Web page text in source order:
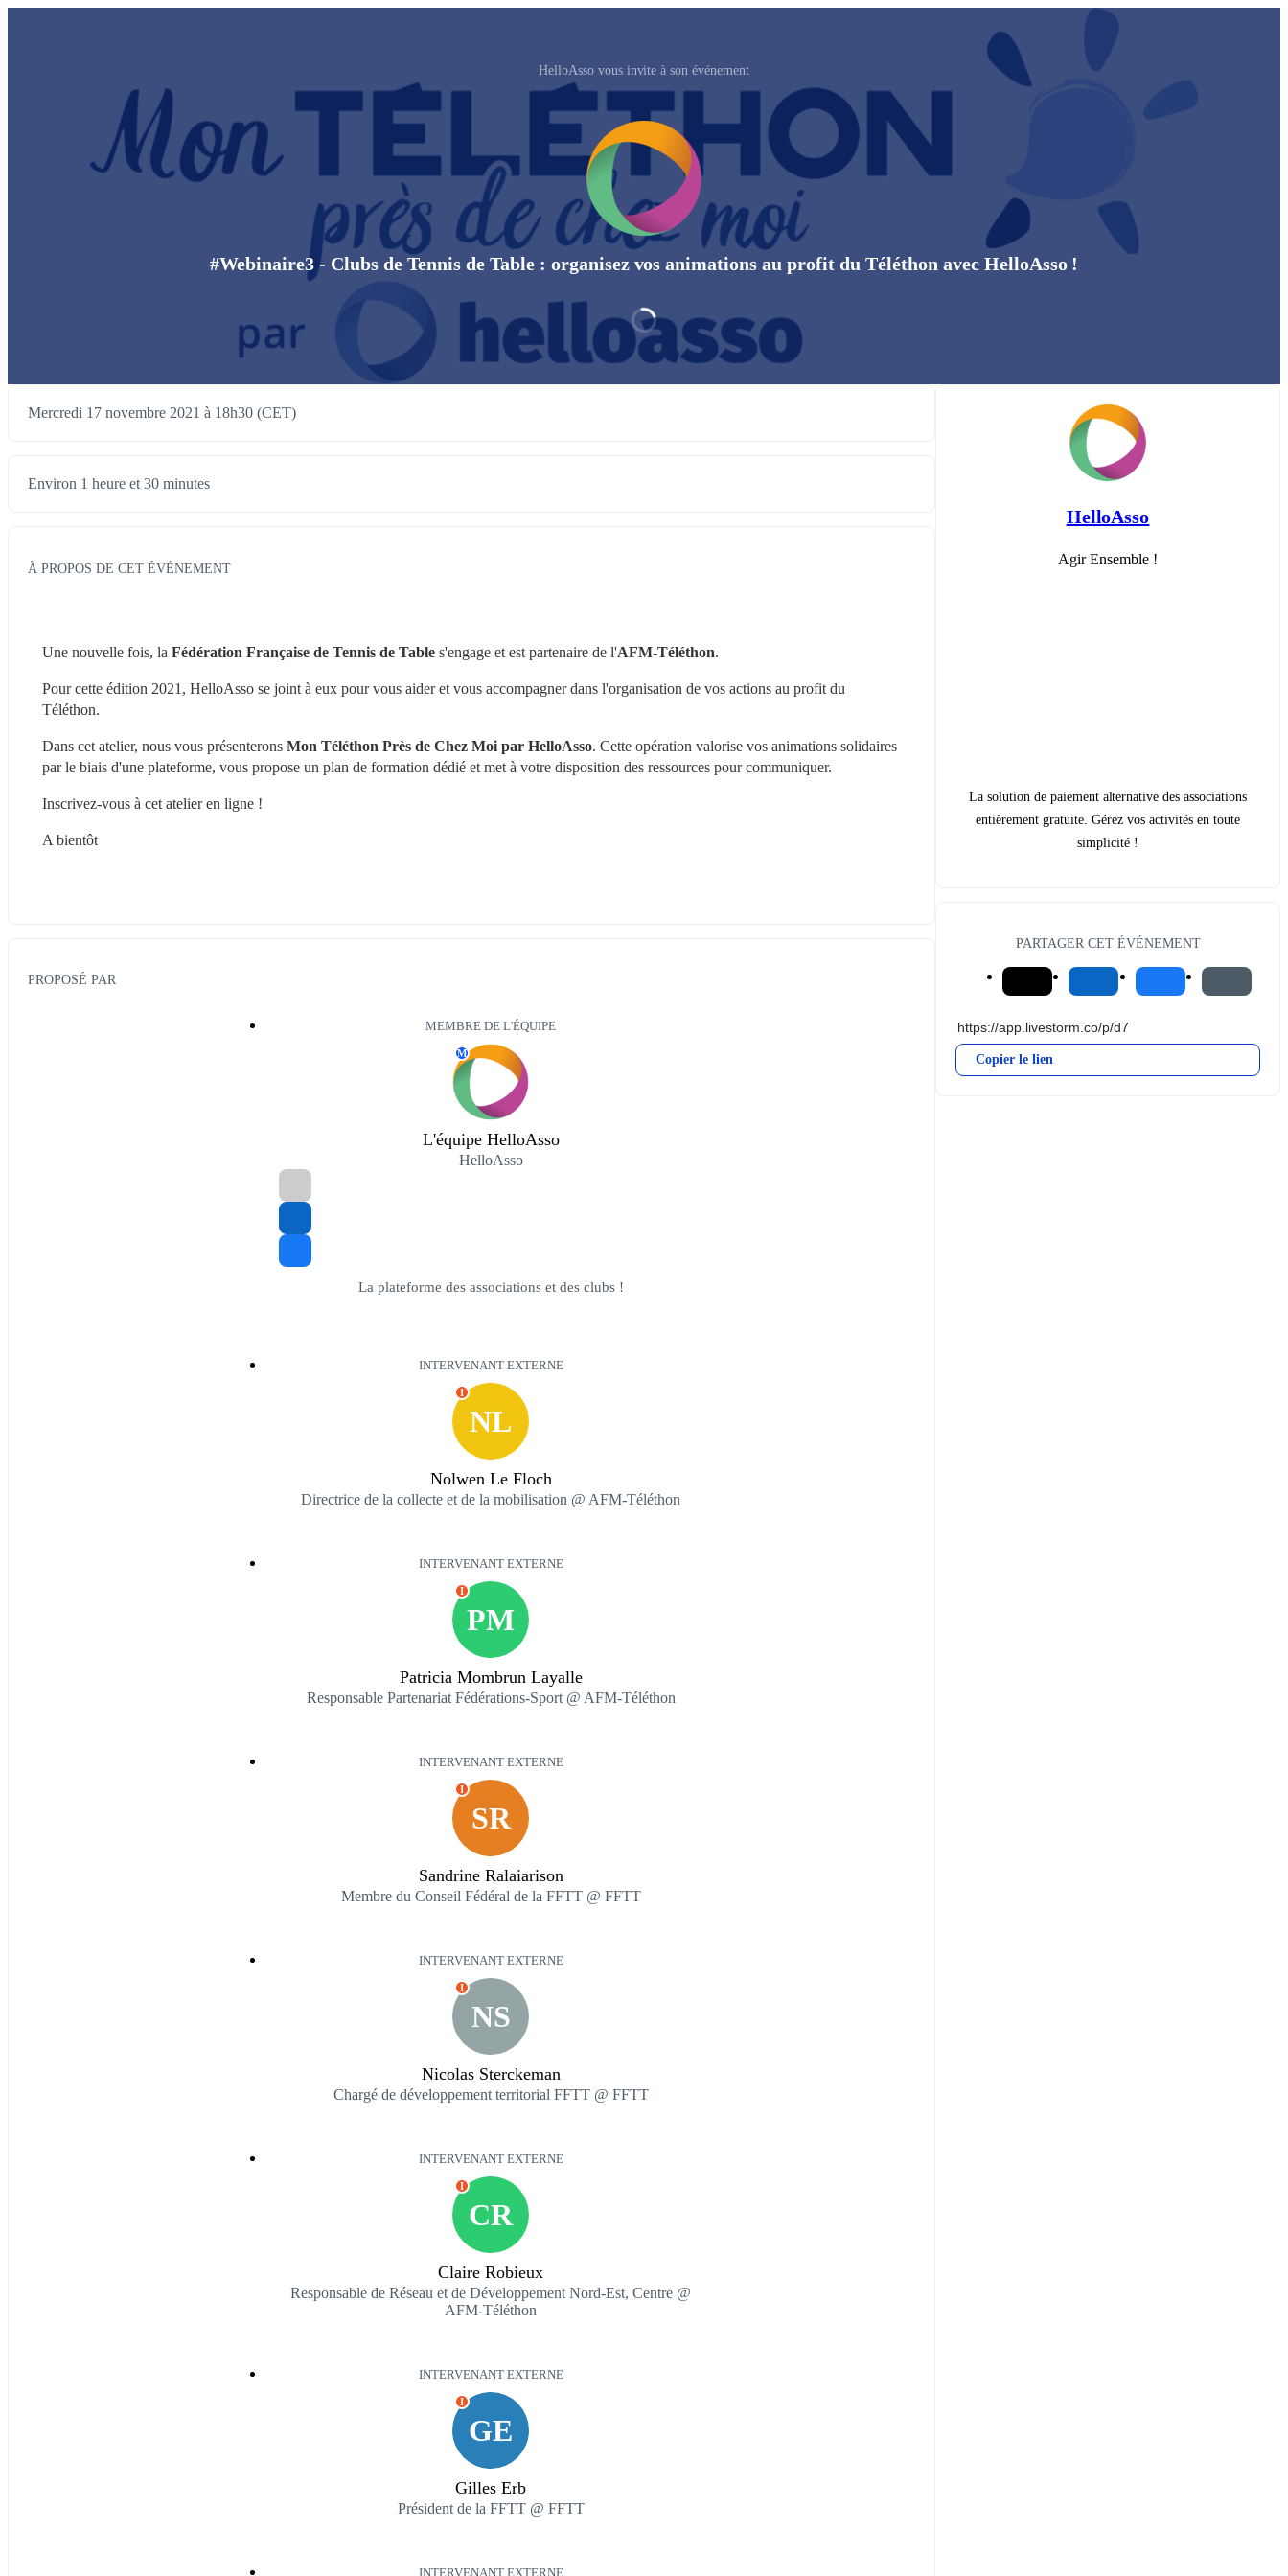
HelloAsso vous invite à son événement
#Webinaire3 - Clubs de Tennis de Table : organisez vos animations au profit du Téléthon avec HelloAsso !
Mercredi 17 novembre 2021 à 18h30 (CET)
Environ 1 heure et 30 minutes
À PROPOS DE CET ÉVÉNEMENT
Une nouvelle fois, la Fédération Française de Tennis de Table s'engage et est partenaire de l'AFM-Téléthon.
Pour cette édition 2021, HelloAsso se joint à eux pour vous aider et vous accompagner dans l'organisation de vos actions au profit du
Téléthon.
Dans cet atelier, nous vous présenterons Mon Téléthon Près de Chez Moi par HelloAsso. Cette opération valorise vos animations solidaires
par le biais d'une plateforme, vous propose un plan de formation dédié et met à votre disposition des ressources pour communiquer.
Inscrivez-vous à cet atelier en ligne !
A bientôt
PROPOSÉ PAR
MEMBRE DE L'ÉQUIPE
M
L'équipe HelloAsso
HelloAsso
La plateforme des associations et des clubs !
INTERVENANT EXTERNE
NL
I
Nolwen Le Floch
Directrice de la collecte et de la mobilisation @ AFM-Téléthon
INTERVENANT EXTERNE
PM
I
Patricia Mombrun Layalle
Responsable Partenariat Fédérations-Sport @ AFM-Téléthon
INTERVENANT EXTERNE
SR
I
Sandrine Ralaiarison
Membre du Conseil Fédéral de la FFTT @ FFTT
INTERVENANT EXTERNE
NS
I
Nicolas Sterckeman
Chargé de développement territorial FFTT @ FFTT
INTERVENANT EXTERNE
CR
I
Claire Robieux
Responsable de Réseau et de Développement Nord-Est, Centre @
AFM-Téléthon
INTERVENANT EXTERNE
GE
I
Gilles Erb
Président de la FFTT @ FFTT
HelloAsso
Agir Ensemble !
La solution de paiement alternative des associations
entièrement gratuite. Gérez vos activités en toute
simplicité !
PARTAGER CET ÉVÉNEMENT
Copier le lien